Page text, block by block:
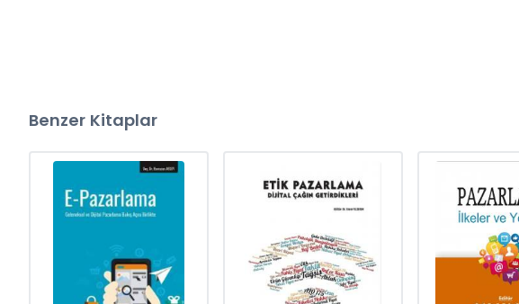
Benzer Kitaplar